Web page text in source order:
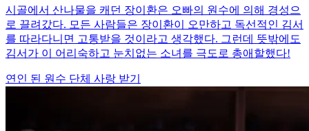
시골에서 산나물을 캐던 장이환은 오빠의 원수에 의해 경성으
로 끌려갔다. 모든 사람들은 장이환이 오만하고 독선적인 김서
를 따라다니면 고통받을 것이라고 생각했다. 그런데 뜻밖에도
김서가 이 어리숙하고 눈치없는 소녀를 극도로 총애할했다!
연인 된 원수 단체 사랑 받기